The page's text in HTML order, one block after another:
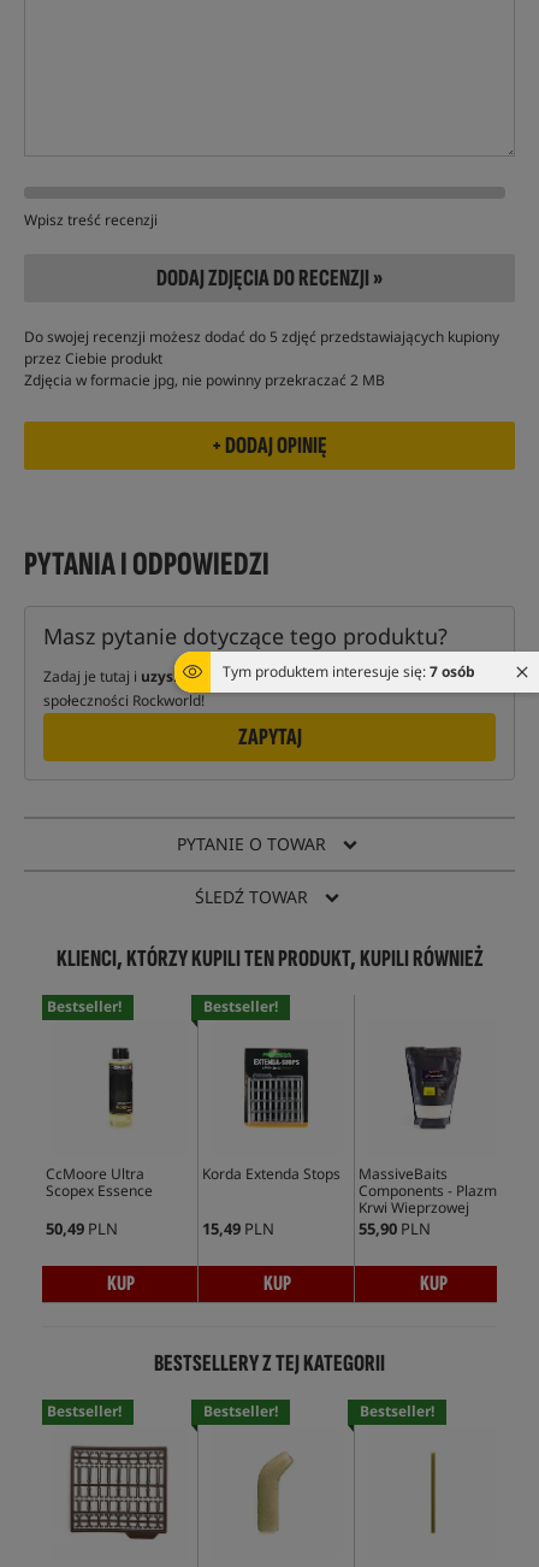
Tym produktem interesuje się:7 osób
Wpisz treść recenzji
DODAJ ZDJĘCIA DO RECENZJI »
Do swojej recenzji możesz dodać do 5 zdjęć przedstawiających kupiony
przez Ciebie produkt
Zdjęcia w formacie jpg, nie powinny przekraczać 2 MB
PYTANIA I ODPOWIEDZI
Masz pytanie dotyczące tego produktu?
Zadaj je tutaj i uzyskaj odpowiedźnaszych ekspertów oraz
społeczności Rockworld!
ZAPYTAJ
PYTANIE O TOWAR
ŚLEDŹ TOWAR
KLIENCI, KTÓRZY KUPILI TEN PRODUKT, KUPILI RÓWNIEŻ
Bestseller!
CcMoore Ultra
Scopex Essence
50,49 PLN
KUP
Bestseller!
Korda Extenda Stops
15,49 PLN
KUP
MassiveBaits
Components - Plazma
Krwi Wieprzowej
55,90 PLN
KUP
BESTSELLERY Z TEJ KATEGORII
Bestseller! Bestseller! Bestseller!